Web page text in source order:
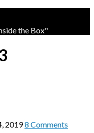
the Box"
20198 Comments